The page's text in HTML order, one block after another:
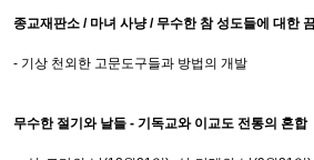
종교재판소 / 마녀 사냥 / 무수한 참 성도들에 대한
- 기상 천외한 고문도구들과 방법의 개발
무수한 절기와 날들 - 기독교와 이교도 전통의 혼합